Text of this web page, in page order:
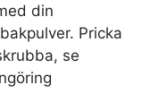
din
Pricka
se